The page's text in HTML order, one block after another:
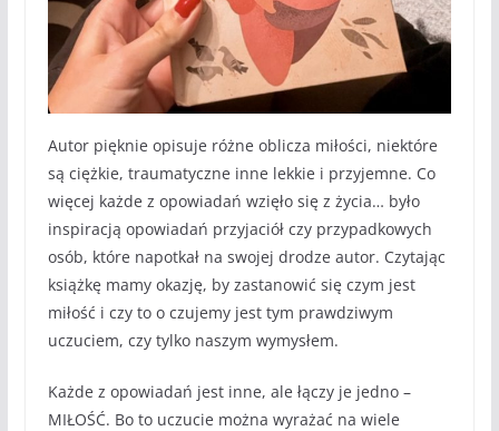
Autor pięknie opisuje różne oblicza miłości, niektóre
są ciężkie, traumatyczne inne lekkie i przyjemne. Co
więcej każde z opowiadań wzięło się z życia… było
inspiracją opowiadań przyjaciół czy przypadkowych
osób, które napotkał na swojej drodze autor. Czytając
książkę mamy okazję, by zastanowić się czym jest
miłość i czy to o czujemy jest tym prawdziwym
uczuciem, czy tylko naszym wymysłem.
Każde z opowiadań jest inne, ale łączy je jedno –
MIŁOŚĆ. Bo to uczucie można wyrażać na wiele